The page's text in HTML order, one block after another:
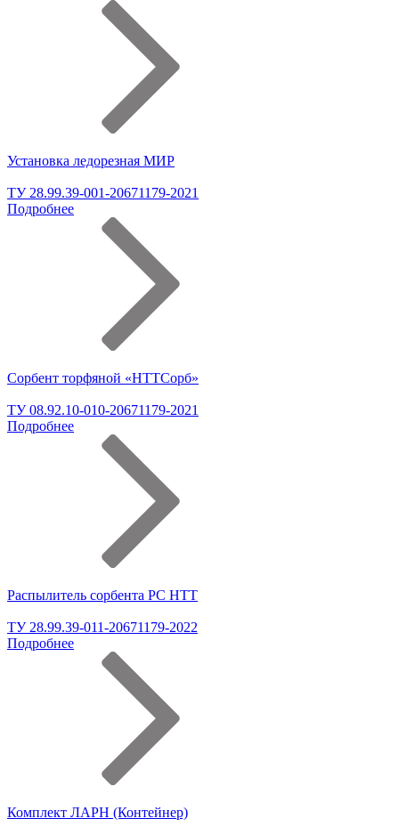
Установка ледорезная МИР
ТУ 28.99.39-001-20671179-2021
Подробнее
Сорбент торфяной «НТТСорб»
ТУ 08.92.10-010-20671179-2021
Подробнее
Распылитель сорбента РС НТТ
ТУ 28.99.39-011-20671179-2022
Подробнее
Комплект ЛАРН (Контейнер)